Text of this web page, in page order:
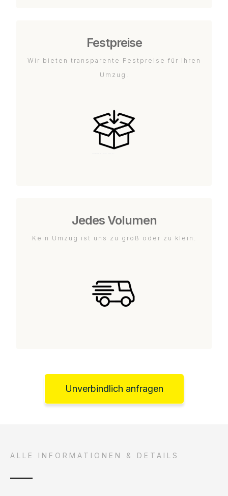
Festpreise
Wir bieten transparente Festpreise für Ihren
Umzug.
Jedes Volumen
Kein Umzug ist uns zu groß oder zu klein.
Unverbindlich anfragen
ALLE INFORMATIONEN & DETAILS